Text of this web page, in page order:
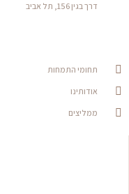
דרך בגין 156, תל אביב
תחומי התמחות
אודותינו
ממליצים